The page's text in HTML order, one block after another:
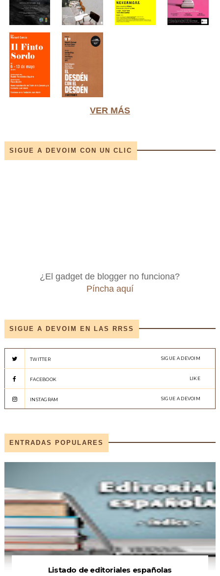
VER MÁS
SIGUE A DEVOIM CON UN CLIC
¿El gadget de blogger no funciona?
Píncha aquí
SIGUE A DEVOIM EN LAS RRSS
TWITTER SIGUE A DEVOIM
FACEBOOK LIKE
INSTAGRAM SIGUE A DEVOIM
ENTRADAS POPULARES
Listado de editoriales españolas